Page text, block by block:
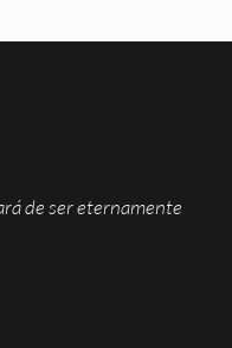
de ser eternamente